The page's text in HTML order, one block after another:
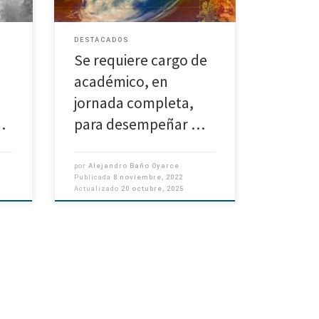
postulación, aquí:
https://udec.trabajando.cl/empleos/of
ertas/5354926/Cod–FCM-05–
Academico–Jornada-completa-.html
DESTACADOS
Se requiere cargo de
académico, en
jornada completa,
para desempeñar …
porAlejandro Baño Oyarce
Publicada 8 noviembre, 2022
Actualizado 20 octubre, 2025